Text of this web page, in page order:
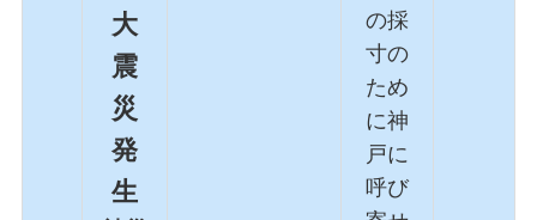
大
震
災
発
生
の採
寸の
ため
に神
戸に
呼び